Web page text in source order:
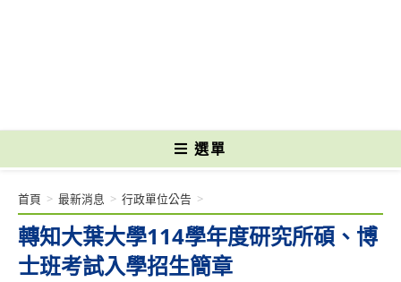
選單
轉知大葉大學114學年度研究所碩、博
士班考試入學招生簡章
首頁 > 最新消息 > 行政單位公告 >